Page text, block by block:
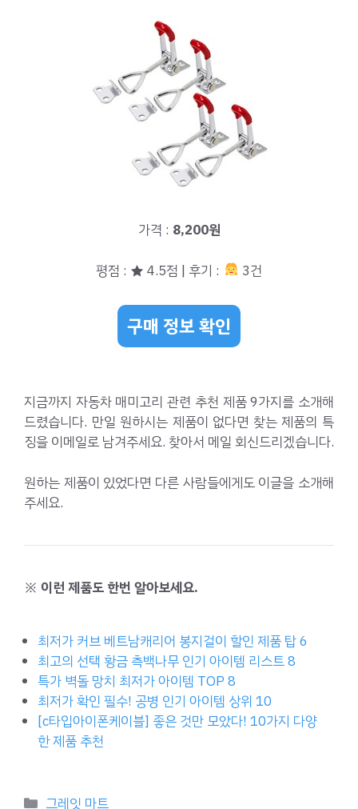
가격 : 8,200원
평점 : ★ 4.5점 | 후기 : 3건
구매 정보 확인
지금까지 자동차 매미고리 관련 추천 제품 9가지를 소개해
드렸습니다. 만일 원하시는 제품이 없다면 찾는 제품의 특
징을 이메일로 남겨주세요. 찾아서 메일 회신드리겠습니다.
원하는 제품이 있었다면 다른 사람들에게도 이글을 소개해
주세요.
※ 이런 제품도 한번 알아보세요.
최저가 커브 베트남캐리어 봉지걸이 할인 제품 탑 6
최고의 선택 황금 측백나무 인기 아이템 리스트 8
특가 벽돌 망치 최저가 아이템 TOP 8
최저가 확인 필수! 공병 인기 아이템 상위 10
[c타입아이폰케이블] 좋은 것만 모았다! 10가지 다양
한 제품 추천
Categories
그레잇 마트